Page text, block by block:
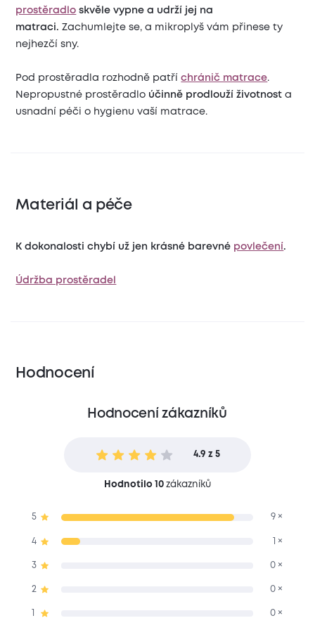
prostěradlo skvěle vypne a udrží jej na
matraci.Zachumlejte se, a mikroplyš vám přinese ty
nejhezčí sny.
Pod prostěradla rozhodně patříchránič matrace.
Nepropustné prostěradlo účinně prodlouží životnost a
usnadní péči o hygienu vaší matrace.
Materiál a péče
K dokonalosti chybí už jen krásné barevné povlečení.
Údržba prostěradel
Hodnocení
Hodnocení zákazníků
4.9 z 5
Hodnotilo 10zákazníků
5 9 ×
4 1 ×
3 0 ×
2 0 ×
0 ×